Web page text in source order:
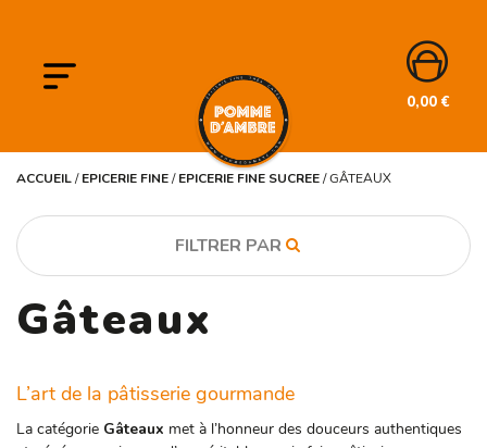
0,00 €
ACCUEIL/EPICERIE FINE/EPICERIE FINE SUCREE/GÂTEAUX
FILTRER PAR
CATÉGORIE
BIO
Epicerie fine
Gâteaux
L’art de la pâtisserie gourmande
La catégorie Gâteaux met à l’honneur des douceurs authentiques